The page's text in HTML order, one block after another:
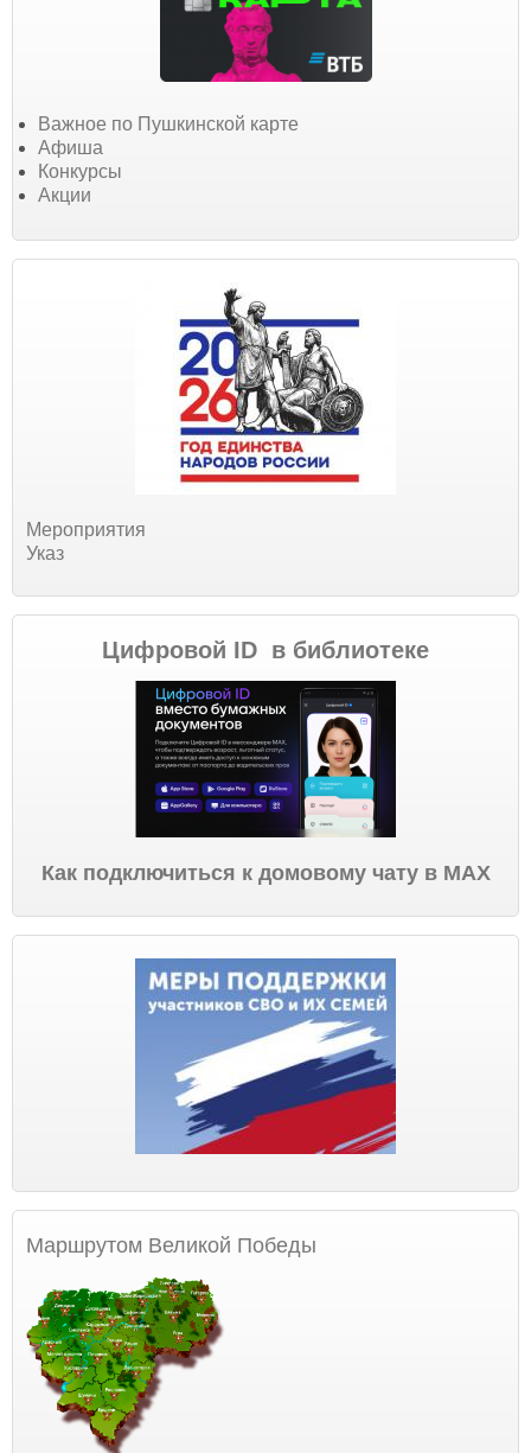
Важное по Пушкинской карте
Афиша
Конкурсы
Акции
Мероприятия
Указ
Цифровой ID в библиотеке
Как подключиться к домовому чату в МАХ
Маршрутом Великой Победы